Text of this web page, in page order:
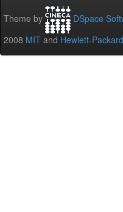
Theme by DSpace
2008 MIT and Hewlett-Packard